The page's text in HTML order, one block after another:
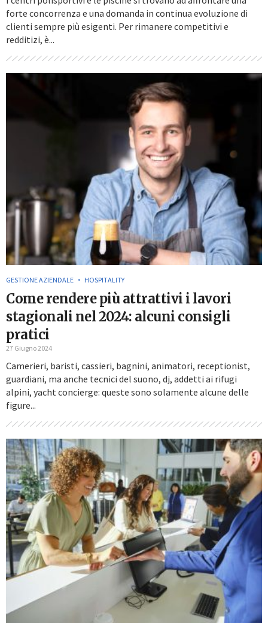
forte concorrenza e una domanda in continua evoluzione di
clienti sempre più esigenti. Per rimanere competitivi e
redditizi, è...
GESTIONE AZIENDALE HOSPITALITY
Come rendere più attrattivi i lavori
stagionali nel 2024: alcuni consigli
pratici
27 Giugno 2024
Camerieri, baristi, cassieri, bagnini, animatori, receptionist,
guardiani, ma anche tecnici del suono, dj, addetti ai rifugi
alpini, yacht concierge: queste sono solamente alcune delle
figure...